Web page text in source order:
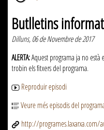
Butlletins
Dilluns, 06 de Novembre de 2017
ALERTA:Aquest programa ja no està
trobin els fitxers del programa.
Reproduir episodi
Veure més episodis del
http://programes.laxarxa.com/